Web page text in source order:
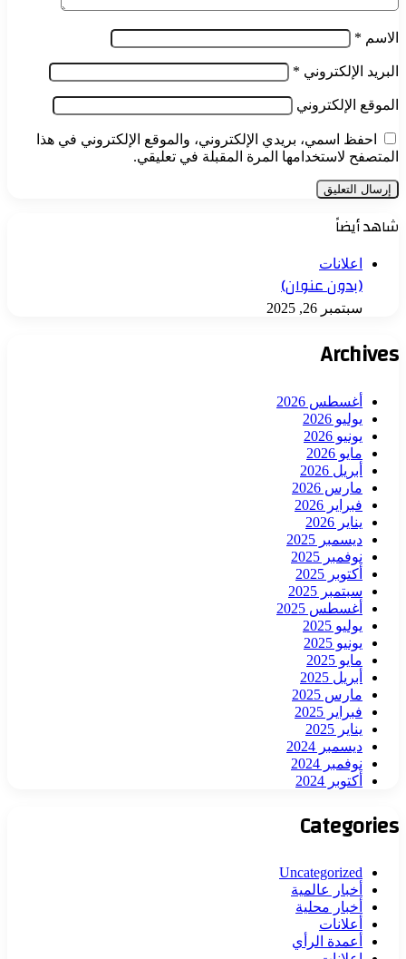
الاسم *
البريد الإلكتروني *
الموقع الإلكتروني
احفظ اسمي، بريدي الإلكتروني، والموقع الإلكتروني في هذا
المتصفح لاستخدامها المرة المقبلة في تعليقي.
شاهد أيضاً
اعلانات
(بدون عنوان)
سبتمبر 26, 2025
Archives
أغسطس 2026
يوليو 2026
يونيو 2026
مايو 2026
أبريل 2026
مارس 2026
فبراير 2026
يناير 2026
ديسمبر 2025
نوفمبر 2025
أكتوبر 2025
سبتمبر 2025
أغسطس 2025
يوليو 2025
يونيو 2025
مايو 2025
أبريل 2025
مارس 2025
فبراير 2025
يناير 2025
ديسمبر 2024
نوفمبر 2024
أكتوبر 2024
Categories
Uncategorized
أخبار عالمية
أخبار محلية
أعلانات
أعمدة الرأي